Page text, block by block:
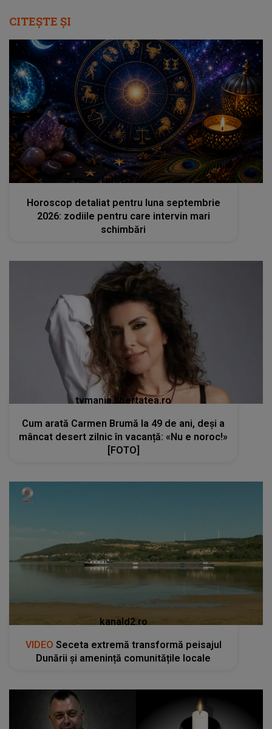
CITEȘTE ȘI
femeia.ro
Horoscop detaliat pentru luna septembrie
2026: zodiile pentru care intervin mari
schimbări
tvmania.libertatea.ro
Cum arată Carmen Brumă la 49 de ani, deși a
mâncat desert zilnic în vacanță: «Nu e noroc!»
[FOTO]
kanald2.ro
VIDEO Seceta extremă transformă peisajul
Dunării și amenință comunitățile locale